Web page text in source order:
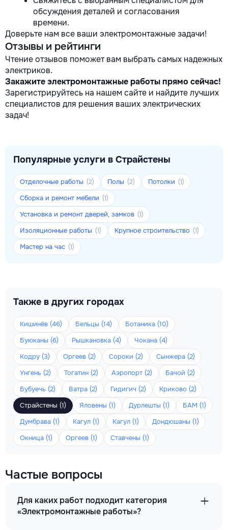
обсуждения деталей и согласования
времени.
Доверьте нам все ваши электромонтажные задачи!
Отзывы и рейтинги
Чтение отзывов поможет вам выбрать самых надежных
электриков.
Закажите электромонтажные работы прямо сейчас!
Зарегистрируйтесь на нашем сайте и найдите лучших
специалистов для решения ваших электрических
задач!
Популярные услуги в Страйстены
Отделочные работы (2) Полы (2) Потолки (1)
Сборка и ремонт мебели (1)
Установка и ремонт дверей, замков (1)
Изоляционные работы (1) Крупное строительство (1)
Мастер на час (1)
Также в других городах
Кишинёв (46) Бельцы (14)
Ботаника (10)
Буюканы (6)
Рышкановка (4)
Чокана (4)
Кодру (3)
Оргеев (2) Сороки (2)
Сынжера (2)
Унгень (2)
Тогатин (2) Аэропорт (2)
Бачой (2)
Бубуечь (2)
Ватра (2) Гидигич (2)
Криково (2)
Страйстены (1)
Яловены (1) Дурлешты (1)
БАМ (1)
Думбрава (1)
Кагул (1) Кагул (1)
Дондюшаны (1)
Окница (1)
Оргеев (1) Ставчены (1)
Частые вопросы
Для каких работ подходит категория
«Электромонтажные работы»?